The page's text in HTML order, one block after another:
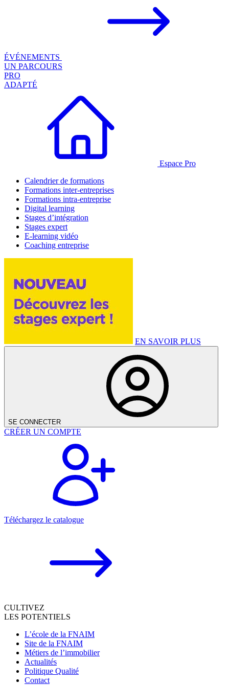
ÉVÉNEMENTS
UN PARCOURS
PRO
ADAPTÉ
Espace Pro
Calendrier de formations
Formations inter-entreprises
Formations intra-entreprise
Digital learning
Stages d’intégration
Stages expert
E-learning vidéo
Coaching entreprise
EN SAVOIR PLUS
SE CONNECTER
CRÉER UN COMPTE
Téléchargez le catalogue
CULTIVEZ
LES POTENTIELS
L’école de la FNAIM
Site de la FNAIM
Métiers de l’immobilier
Actualités
Politique Qualité
Contact